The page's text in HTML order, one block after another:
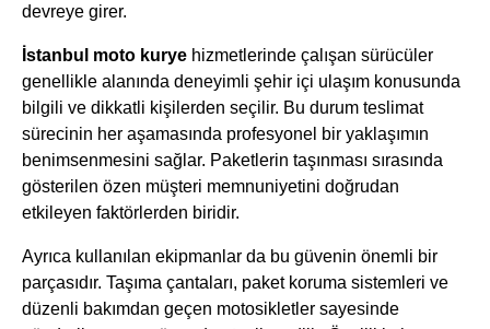
devreye girer.
İstanbul moto kurye hizmetlerinde çalışan sürücüler
genellikle alanında deneyimli şehir içi ulaşım konusunda
bilgili ve dikkatli kişilerden seçilir. Bu durum teslimat
sürecinin her aşamasında profesyonel bir yaklaşımın
benimsenmesini sağlar. Paketlerin taşınması sırasında
gösterilen özen müşteri memnuniyetini doğrudan
etkileyen faktörlerden biridir.
Ayrıca kullanılan ekipmanlar da bu güvenin önemli bir
parçasıdır. Taşıma çantaları, paket koruma sistemleri ve
düzenli bakımdan geçen motosikletler sayesinde